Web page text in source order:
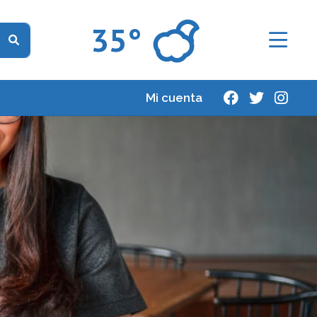
35°
Mi cuenta